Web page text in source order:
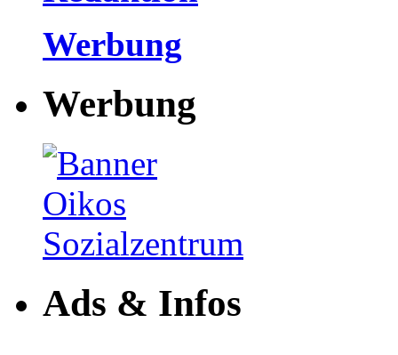
Werbung
Werbung
Ads & Infos